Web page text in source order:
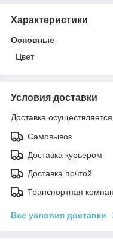
Характеристики
Основные
Цвет
Условия доставки
Доставка
Самовывоз
Доставка курьером
Доставка почтой
Транспортная
Все условия доставки